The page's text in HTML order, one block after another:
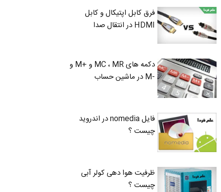
فرق کابل اپتیکال و کابل
HDMI در انتقال صدا
دکمه های MC ، MR و +M و
-M در ماشین حساب
فایل nomedia در اندروید
چیست ؟
ظرفیت هوا دهی کولر آبی
چیست ؟